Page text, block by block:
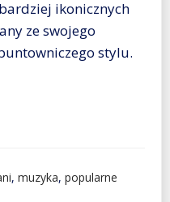
ikonicznych
ze swojego
stylu.
, muzyka, popularne